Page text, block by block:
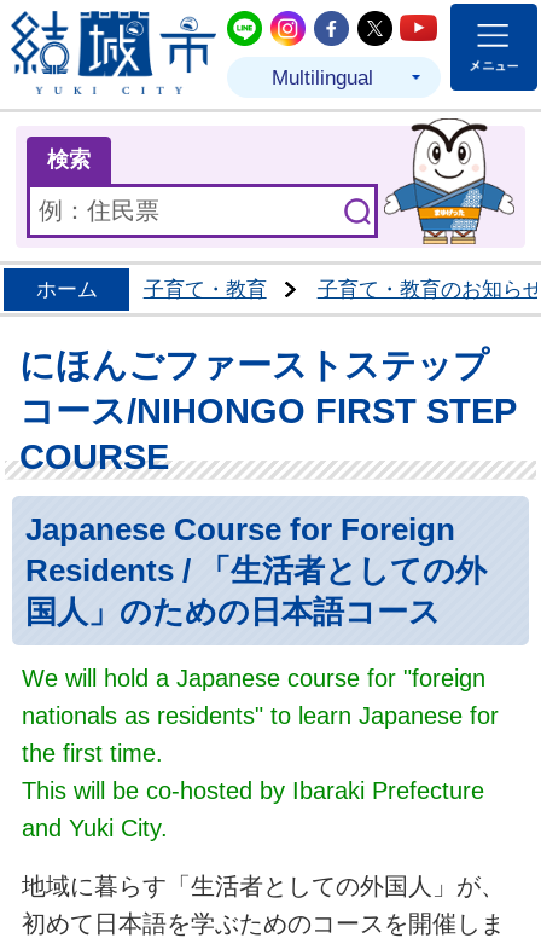
結城市公式LINE
結城市公式Instagram
結城市公式
結城市公式
結城市
Multilingual
検索
ホーム 子育て・教育 子育て・教育のお知ら
にほんごファーストステップ
コース/NIHONGO FIRST STEP
COURSE
Japanese Course for Foreign
Residents / 「生活者としての外
国人」のための日本語コース
We will hold a Japanese course for "foreign
nationals as residents" to learn Japanese for
the first time.
This will be co-hosted by Ibaraki Prefecture
and Yuki City.
地域に暮らす「生活者としての外国人」が、
初めて日本語を学ぶためのコースを開催しま